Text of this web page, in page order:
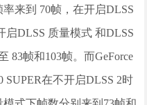
来到 70帧，在开启DLSS
DLSS 质量模式 和DLSS
83帧和103帧。而GeForce
SUPER在不开启DLSS 2时